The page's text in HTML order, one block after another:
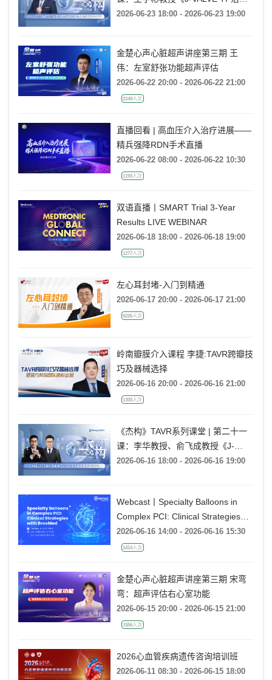
52mm超大窦部AR：入窦策略与释
2026-06-23 18:00 - 2026-06-23 19:00
金楚心声心脏超声讲座第三期 王
伟：左室舒张功能超声评估
2026-06-22 20:00 - 2026-06-22 21:00
2249人次
直播回看 | 高血压介入治疗进展——
精兵强降RDN手术直播
2026-06-22 08:00 - 2026-06-22 10:30
1193人次
双语直播丨SMART Trial 3-Year
Results LIVE WEBINAR
2026-06-18 18:00 - 2026-06-18 19:00
1277人次
左心耳封堵-入门到精通
2026-06-17 20:00 - 2026-06-17 21:00
6226人次
岭南瓣膜介入课程 李捷:TAVR跨瓣技
巧及器械选择
2026-06-16 20:00 - 2026-06-16 21:00
1305人次
《杰构》TAVR系列课堂 | 第二十一
课：李华教授、俞飞成教授《J-
VALVE TF 治疗极度横位心AR：从
2026-06-16 18:00 - 2026-06-16 19:00
Webcast丨Specialty Balloons in
Complex PCI: Clinical Strategies
with BrosMed
2026-06-16 14:00 - 2026-06-16 15:30
1414人次
金楚心声心脏超声讲座第三期 宋弯
弯：超声评估右心室功能
2026-06-15 20:00 - 2026-06-15 21:00
1556人次
2026心血管疾病遗传咨询培训班
2026-06-11 08:30 - 2026-06-15 18:00